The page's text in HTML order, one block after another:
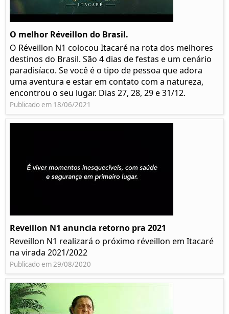
O melhor Réveillon do Brasil.
O Réveillon N1 colocou Itacaré na rota dos melhores
destinos do Brasil. São 4 dias de festas e um cenário
paradisíaco. Se você é o tipo de pessoa que adora
uma aventura e estar em contato com a natureza,
encontrou o seu lugar. Dias 27, 28, 29 e 31/12.
Publicado em 18/06/2021
Reveillon N1 anuncia retorno pra 2021
Reveillon N1 realizará o próximo réveillon em Itacaré
na virada 2021/2022
Publicado em 29/08/2020